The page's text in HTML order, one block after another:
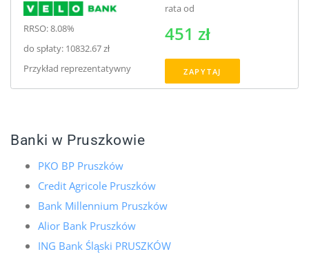
RRSO: 8.08%
do spłaty: 10832.67 zł
Przykład reprezentatywny
rata od
451 zł
ZAPYTAJ
Banki w Pruszkowie
PKO BP Pruszków
Credit Agricole Pruszków
Bank Millennium Pruszków
Alior Bank Pruszków
ING Bank Śląski PRUSZKÓW